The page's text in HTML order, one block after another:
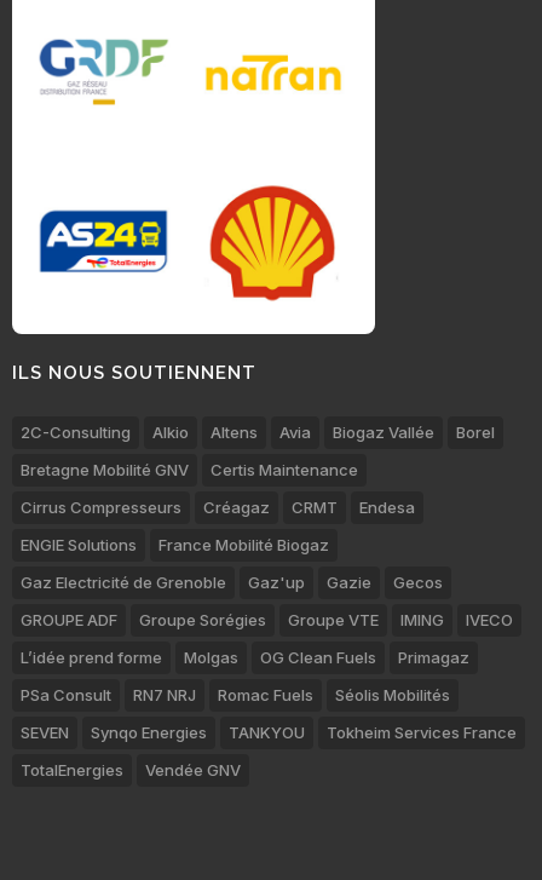
ILS NOUS SOUTIENNENT
2C-Consulting Alkio Altens Avia Biogaz Vallée
Borel
Bretagne Mobilité GNV
Certis Maintenance
Cirrus Compresseurs
Créagaz CRMT
Endesa
ENGIE Solutions
France Mobilité Biogaz
Gaz Electricité de Grenoble
Gaz'up Gazie
Gecos
GROUPE ADF
Groupe Sorégies Groupe VTE IMING
IVECO
L’idée prend forme
Molgas OG Clean Fuels
Primagaz
PSa Consult
RN7 NRJ Romac Fuels
Séolis Mobilités
SEVEN
Synqo Energies TANKYOU
Tokheim Services France
TotalEnergies
Vendée GNV